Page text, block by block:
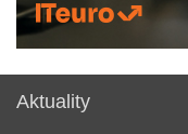
Aktuality